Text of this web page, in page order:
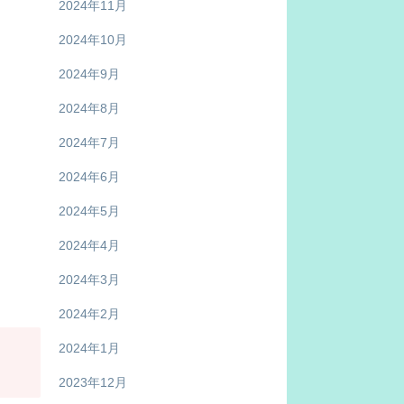
2024年11月
2024年10月
2024年9月
2024年8月
2024年7月
2024年6月
2024年5月
2024年4月
2024年3月
2024年2月
2024年1月
2023年12月